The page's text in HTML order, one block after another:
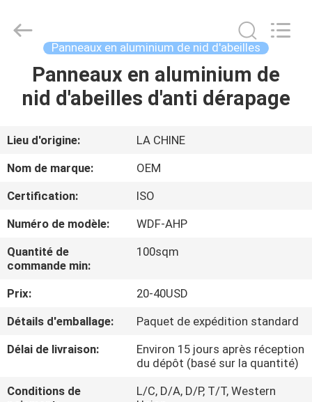
MAISON
AU
SUJET
NOUS
D'USINE
CONTRÔLE
QUALITÉ
Panneaux en aluminium de nid d'abeilles
Panneaux en aluminium de
nid d'abeilles d'anti dérapage
Lieu d'origine:
LA CHINE
Nom de marque:
OEM
Certification:
ISO
Numéro de modèle:
WDF-AHP
Quantité de
commande min:
100sqm
Prix:
20-40USD
Détails d'emballage:
Paquet de expédition standard
Délai de livraison:
Environ 15 jours après réception
du dépôt (basé sur la quantité)
Conditions de
L/C, D/A, D/P, T/T, Western